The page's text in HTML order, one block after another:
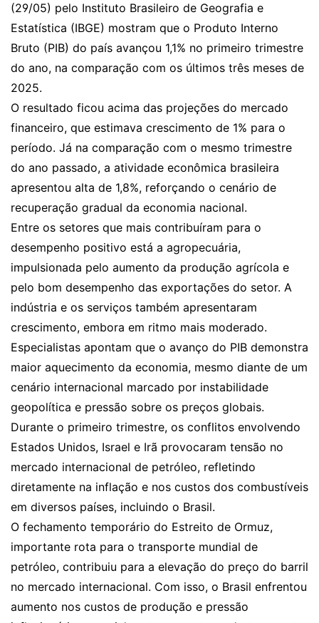
(29/05) pelo Instituto Brasileiro de Geografia e
Estatística (IBGE) mostram que o Produto Interno
Bruto (PIB) do país avançou 1,1% no primeiro trimestre
do ano, na comparação com os últimos três meses de
2025.
O resultado ficou acima das projeções do mercado
financeiro, que estimava crescimento de 1% para o
período. Já na comparação com o mesmo trimestre
do ano passado, a atividade econômica brasileira
apresentou alta de 1,8%, reforçando o cenário de
recuperação gradual da economia nacional.
Entre os setores que mais contribuíram para o
desempenho positivo está a agropecuária,
impulsionada pelo aumento da produção agrícola e
pelo bom desempenho das exportações do setor. A
indústria e os serviços também apresentaram
crescimento, embora em ritmo mais moderado.
Especialistas apontam que o avanço do PIB demonstra
maior aquecimento da economia, mesmo diante de um
cenário internacional marcado por instabilidade
geopolítica e pressão sobre os preços globais.
Durante o primeiro trimestre, os conflitos envolvendo
Estados Unidos, Israel e Irã provocaram tensão no
mercado internacional de petróleo, refletindo
diretamente na inflação e nos custos dos combustíveis
em diversos países, incluindo o Brasil.
O fechamento temporário do Estreito de Ormuz,
importante rota para o transporte mundial de
petróleo, contribuiu para a elevação do preço do barril
no mercado internacional. Com isso, o Brasil enfrentou
aumento nos custos de produção e pressão